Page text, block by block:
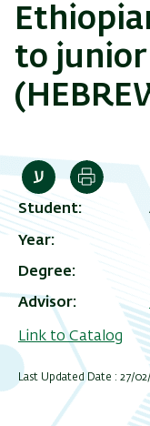
to junior
Print
Student
Year
Degree
Advisor
Link to Catalog
Last Updated Date : 27/